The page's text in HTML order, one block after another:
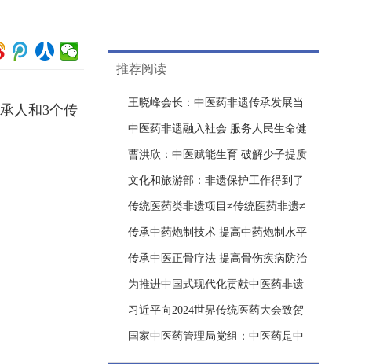
推荐阅读
王晓峰会长：中医药非遗传承发展当
以系统保护强根基、以创新发展惠民
生
中医药非遗融入社会 服务人民生命健
康——2025中医药非物质文化遗产保
护年会在深圳举办
曹洪欣：中医赋能生育 破解少子提质
文化和旅游部：非遗保护工作得到了
全社会的广泛关注与支持，将进一步
扎实做好非遗系统性保护
传统医药类非遗项目≠传统医药非遗≠
中医药非遗！中医药非遗相关术语表
述亟待规范
传承中药炮制技术 提高中药炮制水平
与临床疗效——第一期非遗中药炮制
技术传承培训班举办
传承中医正骨疗法 提高骨伤疾病防治
能力——第一期非遗中医正骨疗法传
承培训班举办
为推进中国式现代化贡献中医药非遗
力量
习近平向2024世界传统医药大会致贺
信
国家中医药管理局党组：中医药是中
人和3个传